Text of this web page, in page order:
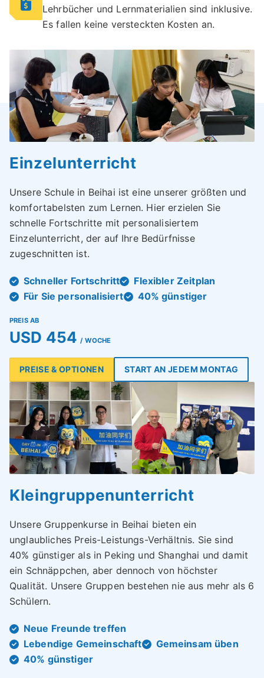
Lehrbücher und Lernmaterialien sind inklusive.
Es fallen keine versteckten Kosten an.
Einzelunterricht
Unsere Schule in Beihai ist eine unserer größten und
komfortabelsten zum Lernen. Hier erzielen Sie
schnelle Fortschritte mit personalisiertem
Einzelunterricht, der auf Ihre Bedürfnisse
zugeschnitten ist.
Schneller Fortschritt
Flexibler Zeitplan
Für Sie personalisiert
40% günstiger
PREIS AB
USD 454 / WOCHE
PREISE & OPTIONEN START AN JEDEM MONTAG
Kleingruppenunterricht
Unsere Gruppenkurse in Beihai bieten ein
unglaubliches Preis-Leistungs-Verhältnis. Sie sind
40% günstiger als in Peking und Shanghai und damit
ein Schnäppchen, aber dennoch von höchster
Qualität. Unsere Gruppen bestehen nie aus mehr als 6
Schülern.
Neue Freunde treffen
Lebendige Gemeinschaft
Gemeinsam üben
40% günstiger